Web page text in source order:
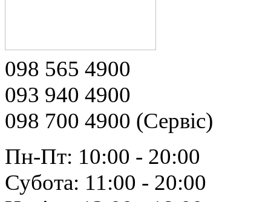
098 565 4900
093 940 4900
098 700 4900 (Сервіс)
Пн-Пт: 10:00 - 20:00
Субота: 11:00 - 20:00